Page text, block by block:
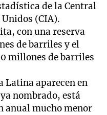
de la Central
(CIA).
con una reserva
de barriles y el
millones de barriles
Latina aparecen en
nombrado, está
anual mucho menor